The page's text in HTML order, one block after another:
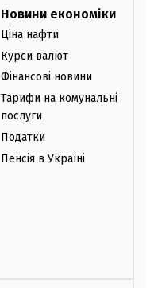
Новини економіки
Ціна нафти
Курси валют
Фінансові новини
Тарифи на комунальні
послуги
Податки
Пенсія в Україні